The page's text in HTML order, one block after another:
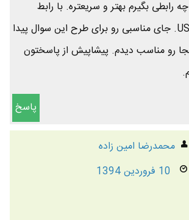
رابطی بگیرم بهتر و سریعتره. با رابط
بلوتوث یا دانگل USB. جای مناسبی رو برای طرح این سوال پیدا
رو مناسب دیدم. پیشاپیش از پاسختون
پاسخ
محمدرضا امين زاده
10 فروردین 1394